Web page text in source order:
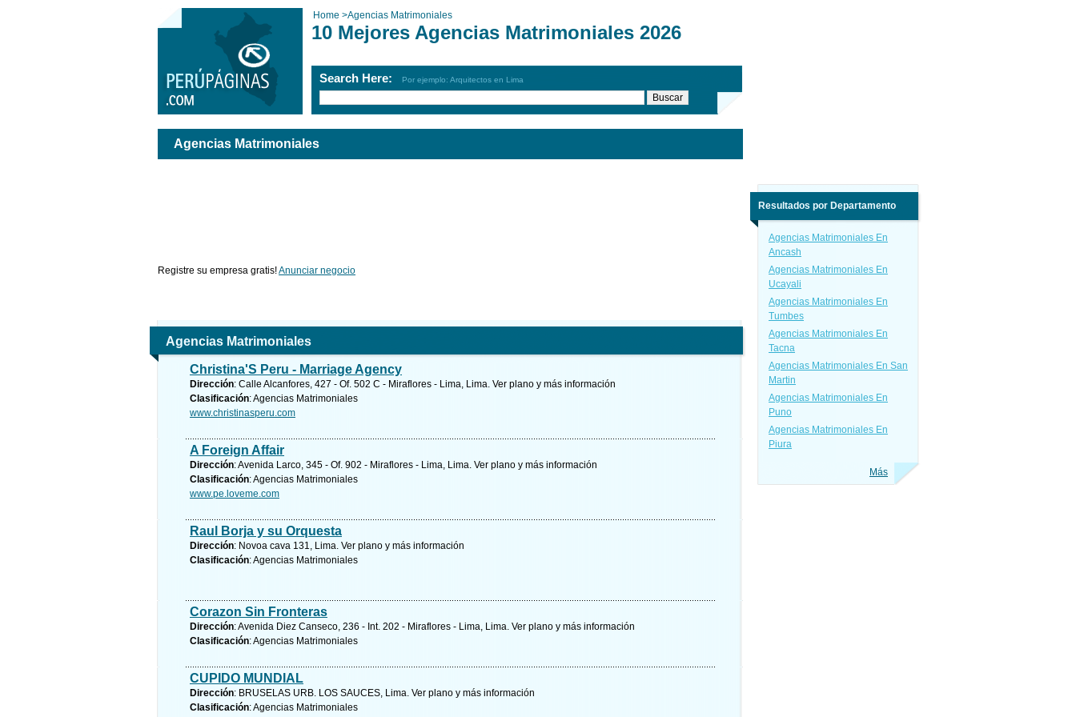
Home >Agencias Matrimoniales
10 Mejores Agencias Matrimoniales 2026
Search Here: Por ejemplo: Arquitectos en Lima
Agencias Matrimoniales
Registre su empresa gratis!Anunciar negocio
Agencias Matrimoniales
Christina'S Peru - Marriage Agency
Dirección: Calle Alcanfores, 427 - Of. 502 C - Miraflores - Lima, Lima. Ver plano y más información
Clasificación: Agencias Matrimoniales
www.christinasperu.com
A Foreign Affair
Dirección: Avenida Larco, 345 - Of. 902 - Miraflores - Lima, Lima. Ver plano y más información
Clasificación: Agencias Matrimoniales
www.pe.loveme.com
Raul Borja y su Orquesta
Dirección: Novoa cava 131, Lima. Ver plano y más información
Clasificación: Agencias Matrimoniales
Corazon Sin Fronteras
Dirección: Avenida Diez Canseco, 236 - Int. 202 - Miraflores - Lima, Lima. Ver plano y más información
Clasificación: Agencias Matrimoniales
CUPIDO MUNDIAL
Dirección: BRUSELAS URB. LOS SAUCES, Lima. Ver plano y más información
Clasificación: Agencias Matrimoniales
Resultados por Departamento
Agencias Matrimoniales En
Ancash
Agencias Matrimoniales En
Ucayali
Agencias Matrimoniales En
Tumbes
Agencias Matrimoniales En
Tacna
Agencias Matrimoniales En San
Martin
Agencias Matrimoniales En
Puno
Agencias Matrimoniales En
Piura
Más